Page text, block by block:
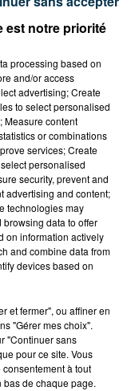
UNE
VERTS ?
est notre priorité
processing based on
and/or access
advertising; Create
to select personalised
Measure content
or combinations
services; Create
personalised
security, prevent and
advertising and content;
technologies may
data to offer
on information actively
and combine data from
devices based on
et fermer", ou affiner en
"Gérer mes choix".
"Continuer sans
pour ce site. Vous
à tout
bas de chaque page.